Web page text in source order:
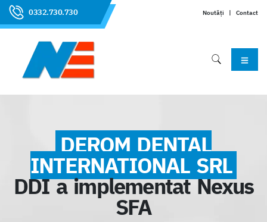
0332.730.730 Noutăți | Contact
DEROM DENTAL
INTERNATIONAL SRL
DDI a implementat Nexus
SFA